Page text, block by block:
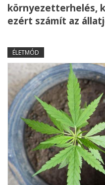
környezetterhelés,
ezért számít az
ÉLETMÓD